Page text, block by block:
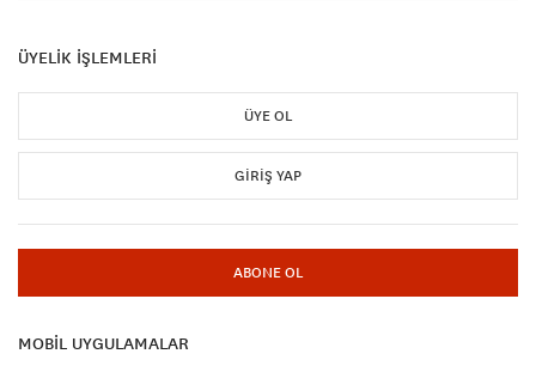
ÜYELİK İŞLEMLERİ
ÜYE OL
GIRIŞ YAP
ABONE OL
MOBİL UYGULAMALAR